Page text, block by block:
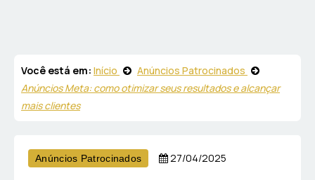
Você está em: Início
Anúncios Patrocinados
Anúncios Meta: como otimizar seus resultados e alcançar
mais clientes
Anúncios Patrocinados 27/04/2025